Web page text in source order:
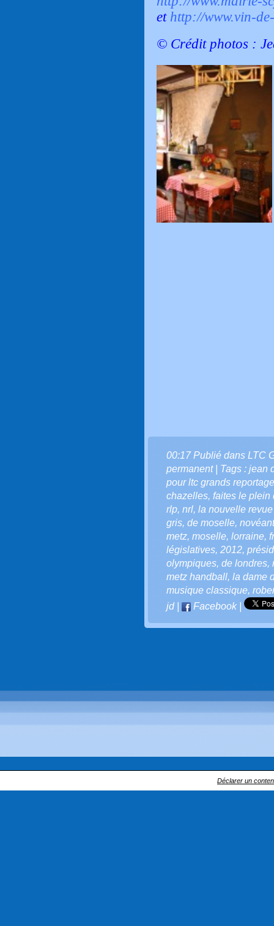
et http://www.vin-
© Crédit photos :
00:17 Publié dans LTC
permanent| Tags : jean
pour ltc grands
chazelles, faites le plein
rlp, nrl, la nouvelle
gris, de moselle, novéant
metz, moselle, lorraine,
législatives, 2012,
olympiques, de londres,
metz handball, la dame
musique classique,
jd| Facebook|
Déclarer un